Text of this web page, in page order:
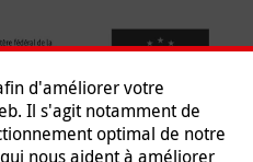
d'améliorer votre
Il s'agit notamment de
optimal de notre
nous aident à améliorer